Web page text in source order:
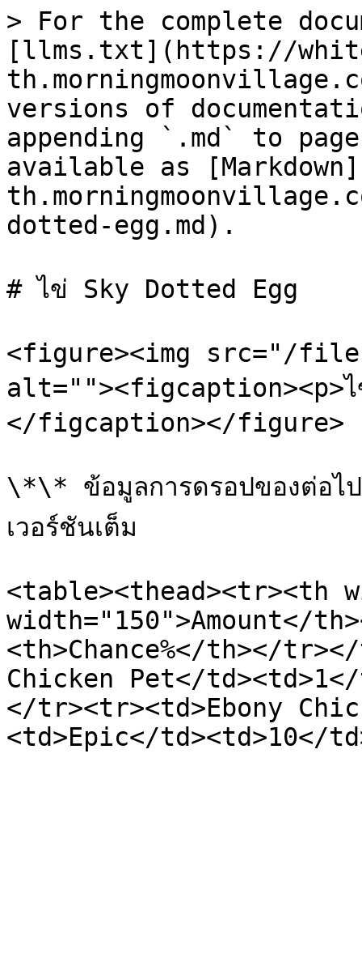
> For the complete
[llms.txt](https://
versions of
appending `.md` to
available as
dotted-egg.md).
# ไข่ Sky Dotted Egg
<figure><img src="/files/
alt=""><figcaption><p>
</figcaption></figure>
\*\* ข้อมูลการดรอปของต่อไป
เวอร์ชันเต็ม
<table><thead><tr><th
width="150">Amount</
<th>Chance%</th></
Chicken Pet</
</tr><tr><td>Ebony